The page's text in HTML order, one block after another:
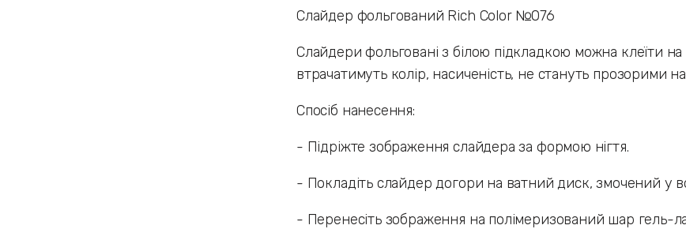
Слайдер фольгований Rich Color №076
Слайдери фольговані з білою підкладкою можна клеїти
втрачатимуть колір, насиченість, не стануть прозорими
Спосіб нанесення:
- Підріжте зображення слайдера за формою нігтя.
- Покладіть слайдер догори на ватний диск, змочений у
- Перенесіть зображення на полімеризований шар гель-